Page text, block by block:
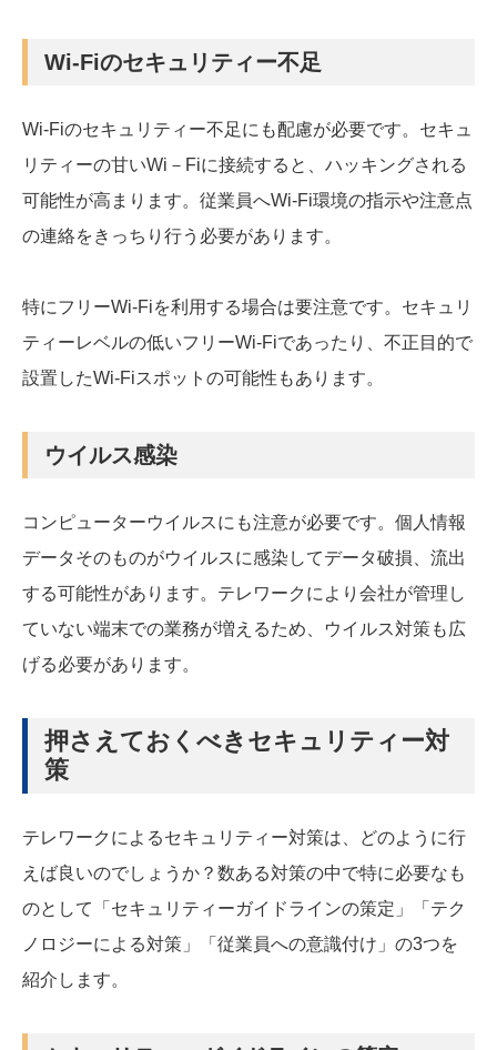
Wi-Fiのセキュリティー不足
Wi-Fiのセキュリティー不足にも配慮が必要です。セキュ
リティーの甘いWi－Fiに接続すると、ハッキングされる
可能性が高まります。従業員へWi-Fi環境の指示や注意点
の連絡をきっちり行う必要があります。
特にフリーWi-Fiを利用する場合は要注意です。セキュリ
ティーレベルの低いフリーWi-Fiであったり、不正目的で
設置したWi-Fiスポットの可能性もあります。
ウイルス感染
コンピューターウイルスにも注意が必要です。個人情報
データそのものがウイルスに感染してデータ破損、流出
する可能性があります。テレワークにより会社が管理し
ていない端末での業務が増えるため、ウイルス対策も広
げる必要があります。
押さえておくべきセキュリティー対
策
テレワークによるセキュリティー対策は、どのように行
えば良いのでしょうか？数ある対策の中で特に必要なも
のとして「セキュリティーガイドラインの策定」「テク
ノロジーによる対策」「従業員への意識付け」の3つを
紹介します。